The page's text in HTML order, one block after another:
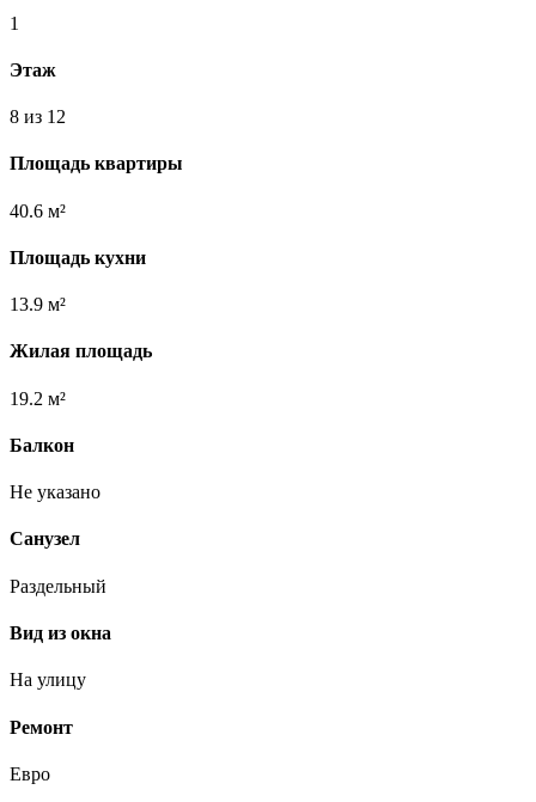
1
Этаж
8 из 12
Площадь квартиры
40.6 м²
Площадь кухни
13.9 м²
Жилая площадь
19.2 м²
Балкон
Не указано
Санузел
Раздельный
Вид из окна
На улицу
Ремонт
Евро